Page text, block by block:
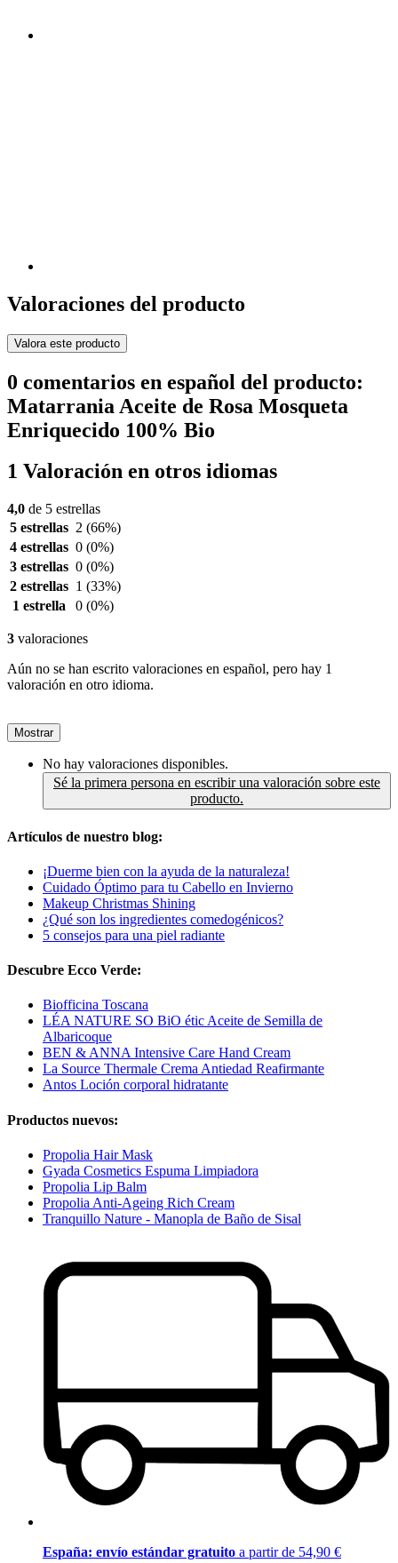
Valoraciones del producto
Valora este producto
0 comentarios en español del producto:
Matarrania Aceite de Rosa Mosqueta
Enriquecido 100% Bio
1 Valoración en otros idiomas
4,0 de 5 estrellas
5 estrellas 2 (66%)
4 estrellas 0 (0%)
3 estrellas 0 (0%)
2 estrellas 1 (33%)
1 estrella
0 (0%)
3 valoraciones
Aún no se han escrito valoraciones en español, pero hay 1
valoración en otro idioma.
Mostrar
No hay valoraciones disponibles.
Sé la primera persona en escribir una valoración sobre este
producto.
Artículos de nuestro blog:
¡Duerme bien con la ayuda de la naturaleza!
Cuidado Óptimo para tu Cabello en Invierno
Makeup Christmas Shining
¿Qué son los ingredientes comedogénicos?
5 consejos para una piel radiante
Descubre Ecco Verde:
Biofficina Toscana
LÉA NATURE SO BiO étic Aceite de Semilla de
Albaricoque
BEN & ANNA Intensive Care Hand Cream
La Source Thermale Crema Antiedad Reafirmante
Antos Loción corporal hidratante
Productos nuevos:
Propolia Hair Mask
Gyada Cosmetics Espuma Limpiadora
Propolia Lip Balm
Propolia Anti-Ageing Rich Cream
Tranquillo Nature - Manopla de Baño de Sisal
España: envío estándar gratuito a partir de 54,90 €